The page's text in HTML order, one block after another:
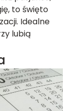
to święto
Idealne
lubią